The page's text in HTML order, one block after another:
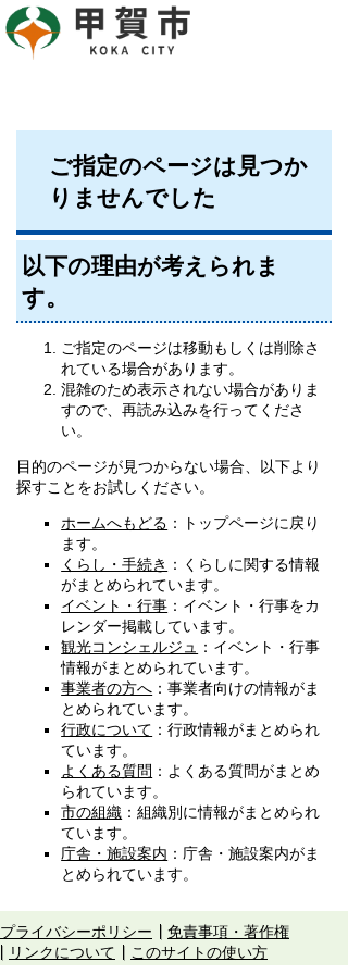
ご指定のページは見つか
りませんでした
以下の理由が考えられま
す。
ご指定のページは移動もしくは削除さ
れている場合があります。
混雑のため表示されない場合がありま
すので、再読み込みを行ってくださ
い。
目的のページが見つからない場合、以下より
探すことをお試しください。
ホームへもどる ：トップページに戻り
ます。
くらし・手続き ：くらしに関する情報
がまとめられています。
イベント・行事 ：イベント・行事をカ
レンダー掲載しています。
観光コンシェルジュ ：イベント・行事
情報がまとめられています。
事業者の方へ ：事業者向けの情報がま
とめられています。
行政について ：行政情報がまとめられ
ています。
よくある質問 ：よくある質問がまとめ
られています。
市の組織 ：組織別に情報がまとめられ
ています。
庁舎・施設案内 ：庁舎・施設案内がま
とめられています。
プライバシーポリシー
免責事項・著作権
リンクについて
このサイトの使い方